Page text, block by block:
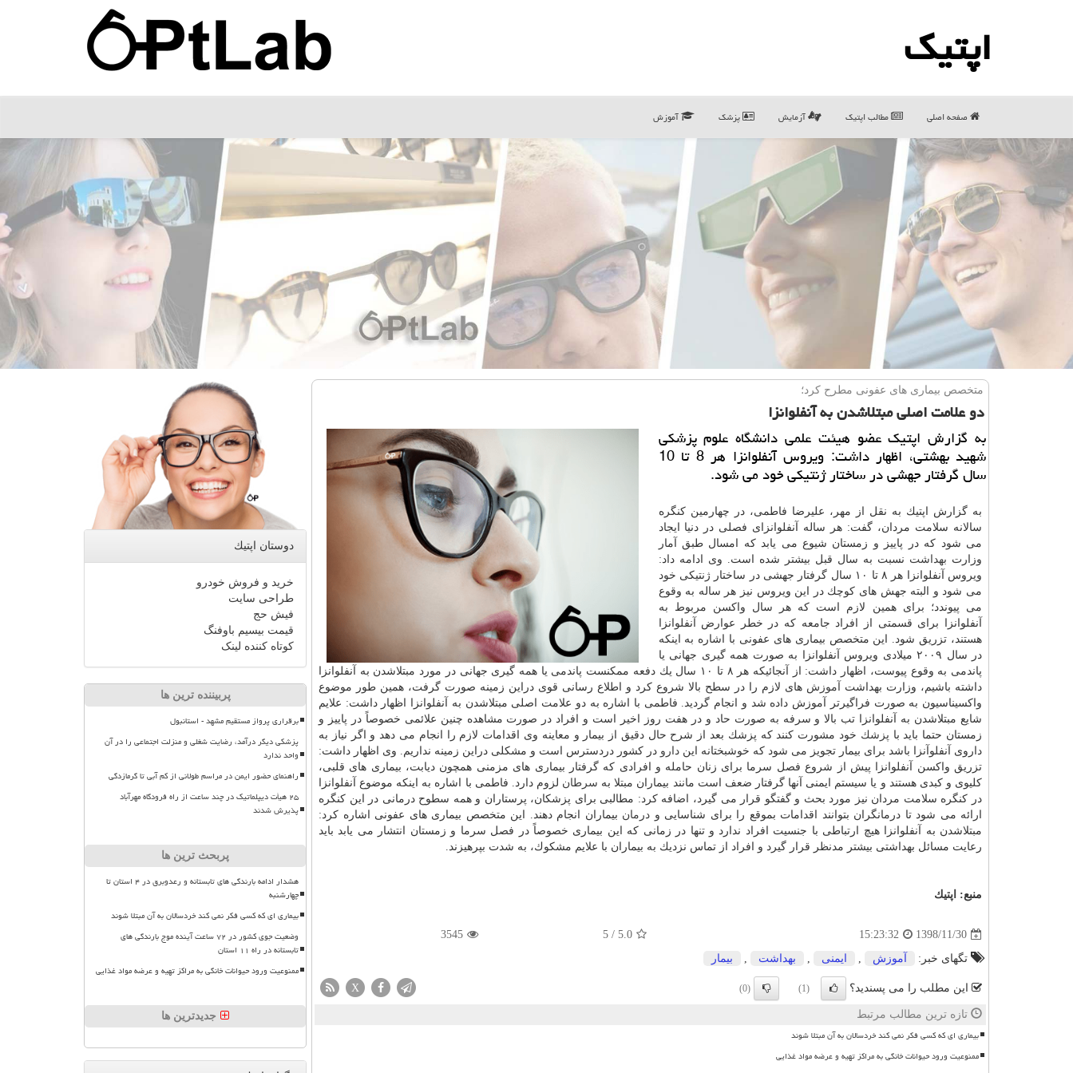
اپتیك
صفحه اصلی مطالب اپتیك آزمایش پزشک آموزش
متخصص بیماری های عفونی مطرح كرد؛
دو علامت اصلی مبتلاشدن به آنفلوانزا
به گزارش اپتیك عضو هیئت علمی دانشگاه علوم پزشكی
شهید بهشتی، اظهار داشت: ویروس آنفلوانزا هر 8 تا 10
سال گرفتار جهشی در ساختار ژنتیكی خود می شود.
به گزارش اپتیك به نقل از مهر، علیرضا فاطمی، در چهارمین كنگره
سالانه سلامت مردان، گفت: هر ساله آنفلوانزای فصلی در دنیا ایجاد
می شود كه در پاییز و زمستان شیوع می یابد كه امسال طبق آمار
وزارت بهداشت نسبت به سال قبل بیشتر شده است. وی ادامه داد:
ویروس آنفلوانزا هر ۸ تا ۱۰ سال گرفتار جهشی در ساختار ژنتیكی خود
می شود و البته جهش های كوچك در این ویروس نیز هر ساله به وقوع
می پیوندد؛ برای همین لازم است كه هر سال واكسن مربوط به
آنفلوانزا برای قسمتی از افراد جامعه كه در خطر عوارض آنفلوانزا
هستند، تزریق شود. این متخصص بیماری های عفونی با اشاره به اینكه
در سال ۲۰۰۹ میلادی ویروس آنفلوانزا به صورت همه گیری جهانی یا
پاندمی به وقوع پیوست، اظهار داشت: از آنجائیكه هر ۸ تا ۱۰ سال یك دفعه ممكنست پاندمی یا همه گیری جهانی در مورد مبتلاشدن به آنفلوانزا
داشته باشیم، وزارت بهداشت آموزش های لازم را در سطح بالا شروع كرد و اطلاع رسانی قوی دراین زمینه صورت گرفت، همین طور موضوع
واكسیناسیون به صورت فراگیرتر آموزش داده شد و انجام گردید. فاطمی با اشاره به دو علامت اصلی مبتلاشدن به آنفلوانزا اظهار داشت: علایم
شایع مبتلاشدن به آنفلوانزا تب بالا و سرفه به صورت حاد و در هفت روز اخیر است و افراد در صورت مشاهده چنین علائمی خصوصاً در پاییز و
زمستان حتما باید با پزشك خود مشورت كنند كه پزشك بعد از شرح حال دقیق از بیمار و معاینه وی اقدامات لازم را انجام می دهد و اگر نیاز به
داروی آنفلوآنزا باشد برای بیمار تجویز می شود كه خوشبختانه این دارو در كشور دردسترس است و مشكلی دراین زمینه نداریم. وی اظهار داشت:
تزریق واكسن آنفلوانزا پیش از شروع فصل سرما برای زنان حامله و افرادی كه گرفتار بیماری های مزمنی همچون دیابت، بیماری های قلبی،
كلیوی و كبدی هستند و یا سیستم ایمنی آنها گرفتار ضعف است مانند بیماران مبتلا به سرطان لزوم دارد. فاطمی با اشاره به اینكه موضوع آنفلوانزا
در كنگره سلامت مردان نیز مورد بحث و گفتگو قرار می گیرد، اضافه كرد: مطالبی برای پزشكان، پرستاران و همه سطوح درمانی در این كنگره
ارائه می شود تا درمانگران بتوانند اقدامات بموقع را برای شناسایی و درمان بیماران انجام دهند. این متخصص بیماری های عفونی اشاره كرد:
مبتلاشدن به آنفلوانزا هیچ ارتباطی با جنسیت افراد ندارد و تنها در زمانی كه این بیماری خصوصاً در فصل سرما و زمستان انتشار می یابد باید
رعایت مسائل بهداشتی بیشتر مدنظر قرار گیرد و افراد از تماس نزدیك به بیماران با علایم مشكوك، به شدت بپرهیزند.
منبع: اپتیك
1398/11/30
15:23:32
5.0
/
5
3545
تگهای خبر: آموزش , ایمنی , بهداشت , بیمار
این مطلب را می پسندید؟ (1)
(0)
X
تازه ترین مطالب مرتبط
بیماری ای که کسی فکر نمی کند خردسالان به آن مبتلا شوند
ممنوعیت ورود حیوانات خانگی به مراکز تهیه و عرضه مواد غذایی
دوستان اپتیك
خرید و فروش خودرو
طراحی سایت
فیش حج
قیمت بیسیم باوفنگ
کوتاه کننده لینک
پربیننده ترین ها
برقراری پرواز مستقیم مشهد - استانبول
پزشکی دیگر درآمد، رضایت شغلی و منزلت اجتماعی را در آن
واحد ندارد
راهنمای حضور ایمن در مراسم طولانی از کم آبی تا گرمازدگی
۲۵ هیأت دیپلماتیک در چند ساعت از راه فرودگاه مهرآباد
پذیرش شدند
پربحث ترین ها
هشدار ادامه بارندگی های تابستانه و رعدوبرق در ۴ استان تا
چهارشنبه
بیماری ای که کسی فکر نمی کند خردسالان به آن مبتلا شوند
وضعیت جوی کشور در ۷۲ ساعت آینده موج بارندگی های
تابستانه در راه ۱۱ استان
ممنوعیت ورود حیوانات خانگی به مراکز تهیه و عرضه مواد غذایی
جدیدترین ها